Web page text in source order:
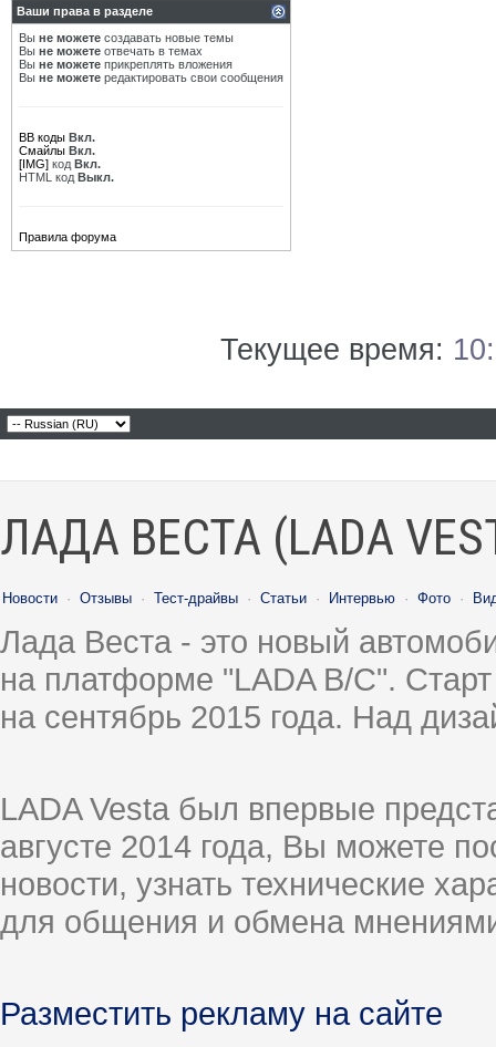
Ваши права в разделе
Вы не можете создавать новые темы
Вы не можете отвечать в темах
Вы не можете прикреплять вложения
Вы не можете редактировать свои сообщения
BB коды Вкл.
Смайлы Вкл.
[IMG] код Вкл.
HTML код Выкл.
Правила форума
Текущее время:
ЛАДА ВЕСТА (LADA
Новости · Отзывы · Тест-драйвы · Статьи · Интервью · Фото ·
Лада Веста - это новый
на платформе "LADA B/C".
на сентябрь 2015 года. Над
LADA Vesta был впервые
августе 2014 года, Вы можете
новости, узнать технические
для общения и обмена
Разместить рекламу на сайте